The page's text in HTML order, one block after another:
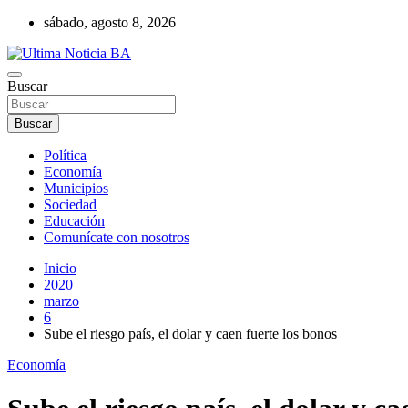
Saltar
contenido
sábado, agosto 8, 2026
Ultima Noticia BA
Últimas noticias de la provincia de Buenos Aires y del partido de La
Buscar
Buscar
Política
Economía
Municipios
Sociedad
Educación
Comunícate con nosotros
Inicio
2020
marzo
6
Sube el riesgo país, el dolar y caen fuerte los bonos
Economía